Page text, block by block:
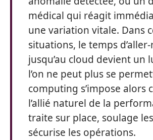
médical qui réagit
une variation vitale. Dans
situations, le temps
jusqu’au cloud devient un
l’on ne peut plus se
computing s’impose alors
l’allié naturel de la
traite sur place, soulage
sécurise les opérations.